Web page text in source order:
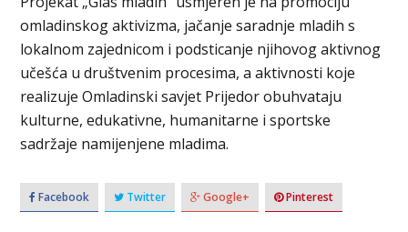
omladinskog aktivizma, jačanje saradnje mladih s
lokalnom zajednicom i podsticanje njihovog aktivnog
učešća u društvenim procesima, a aktivnosti koje
realizuje Omladinski savjet Prijedor obuhvataju
kulturne, edukativne, humanitarne i sportske
sadržaje namijenjene mladima.
Facebook Twitter Google+ Pinterest